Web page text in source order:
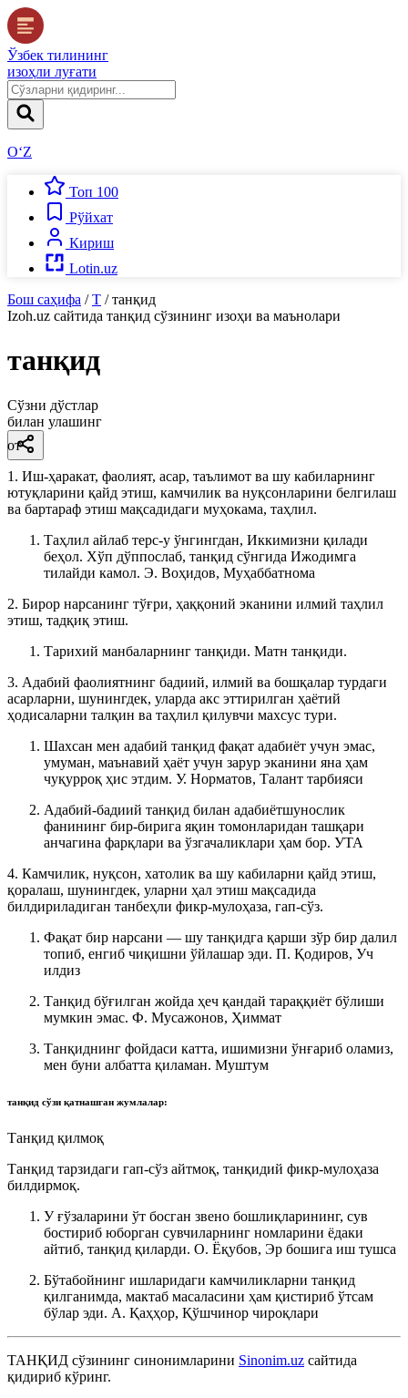
Ўзбек тилининг
изоҳли луғати
O‘Z
Топ 100
Рўйхат
Кириш
Lotin.uz
Бош саҳифа / Т / танқид
Izoh.uz сайтида танқид сўзининг изоҳи ва маънолари
танқид
Сўзни дўстлар
билан улашинг
от
1. Иш-ҳаракат, фаолият, асар, таълимот ва шу кабиларнинг
ютуқларини қайд этиш, камчилик ва нуқсонларини белгилаш
ва бартараф этиш мақсадидаги муҳокама, таҳлил.
Таҳлил айлаб терс-у ўнгингдан, Иккимизни қилади
беҳол. Хўп дўппослаб, танқид сўнгида Ижодимга
тилайди камол. Э. Воҳидов, Муҳаббатнома
2. Бирор нарсанинг тўғри, ҳаққоний эканини илмий таҳлил
этиш, тадқиқ этиш.
Тарихий манбаларнинг танқиди. Матн танқиди.
3. Адабий фаолиятнинг бадиий, илмий ва бошқалар турдаги
асарларни, шунингдек, уларда акс эттирилган ҳаётий
ҳодисаларни талқин ва таҳлил қилувчи махсус тури.
Шахсан мен адабий танқид фақат адабиёт учун эмас,
умуман, маънавий ҳаёт учун зарур эканини яна ҳам
чуқурроқ ҳис этдим. У. Норматов, Талант тарбияси
Адабий-бадиий танқид билан адабиётшунослик
фанининг бир-бирига яқин томонларидан ташқари
анчагина фарқлари ва ўзгачаликлари ҳам бор. УТА
4. Камчилик, нуқсон, хатолик ва шу кабиларни қайд этиш,
қоралаш, шунингдек, уларни ҳал этиш мақсадида
билдириладиган танбеҳли фикр-мулоҳаза, гап-сўз.
Фақат бир нарсани — шу танқидга қарши зўр бир далил
топиб, енгиб чиқишни ўйлашар эди. П. Қодиров, Уч
илдиз
Танқид бўғилган жойда ҳеч қандай тараққиёт бўлиши
мумкин эмас. Ф. Мусажонов, Ҳиммат
Танқиднинг фойдаси катта, ишимизни ўнғариб оламиз,
мен буни албатта қиламан. Муштум
танқид сўзи қатнашган жумлалар:
Танқид қилмоқ
Танқид тарзидаги гап-сўз айтмоқ, танқидий фикр-мулоҳаза
билдирмоқ.
У ғўзаларини ўт босган звено бошлиқларининг, сув
бостириб юборган сувчиларнинг номларини ёдаки
айтиб, танқид қиларди. О. Ёқубов, Эр бошига иш тушса
Бўтабойнинг ишларидаги камчиликларни танқид
қилганимда, мактаб масаласини ҳам қистириб ўтсам
бўлар эди. А. Қаҳҳор, Қўшчинор чироқлари
ТАНҚИД сўзининг синонимларини Sinonim.uz сайтида
қидириб кўринг.